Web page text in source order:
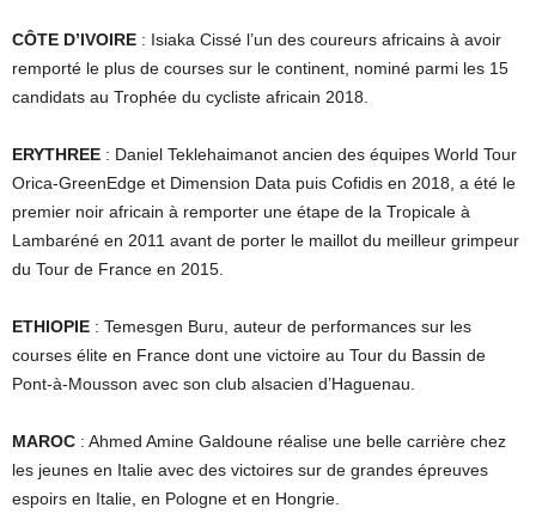
CÔTE D’IVOIRE : Isiaka Cissé l’un des coureurs africains à avoir
remporté le plus de courses sur le continent, nominé parmi les 15
candidats au Trophée du cycliste africain 2018.
ERYTHREE : Daniel Teklehaimanot ancien des équipes World Tour
Orica-GreenEdge et Dimension Data puis Cofidis en 2018, a été le
premier noir africain à remporter une étape de la Tropicale à
Lambaréné en 2011 avant de porter le maillot du meilleur grimpeur
du Tour de France en 2015.
ETHIOPIE : Temesgen Buru, auteur de performances sur les
courses élite en France dont une victoire au Tour du Bassin de
Pont-à-Mousson avec son club alsacien d’Haguenau.
MAROC : Ahmed Amine Galdoune réalise une belle carrière chez
les jeunes en Italie avec des victoires sur de grandes épreuves
espoirs en Italie, en Pologne et en Hongrie.